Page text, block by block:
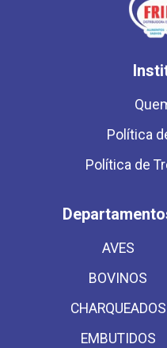
Política
Política de
AVES
BOVINOS
CHARQUEADOS
EMBUTIDOS